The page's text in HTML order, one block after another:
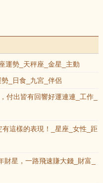
運勢_天秤座_金星_主動
_日食_九宮_伴侶
付出皆有回響好運連連_工作_
這樣的表現！_星座_女性_距
星，一路飛速賺大錢_財富_